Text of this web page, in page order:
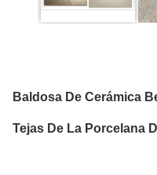
Baldosa De Cerámica
Tejas De La Porcelana